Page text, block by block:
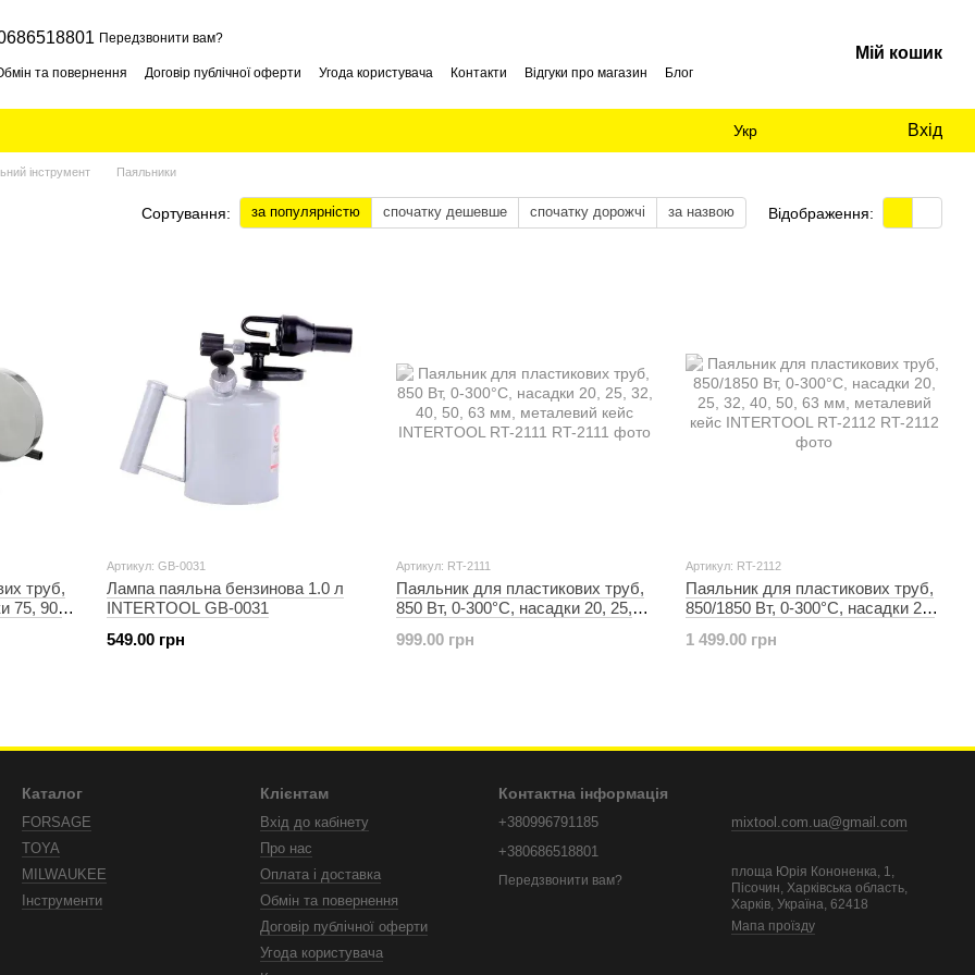
Передзвонити вам?
та повернення Договір публічної оферти Угода користувача Контакти Відгуки про магазин Блог
Мій кошик
Укр Вхід
інструмент Паяльники
Сортування: за популярністю спочатку дешевше спочатку дорожчі за назвою Відображення:
труб,
75, 90,
Артикул: GB-0031
Лампа паяльна бензинова 1.0 л
INTERTOOL GB-0031
549.00 грн
Артикул: RT-2111
Паяльник для пластикових труб,
850 Вт, 0-300°C, насадки 20, 25,
INTERTOOL RT-2111
999.00 грн
Артикул: RT-2112
Паяльник для пластикових труб,
850/1850 Вт, 0-300°C, насадки 20,
кейс INTERTOOL RT-2112
1 499.00 грн
Каталог
FORSAGE
TOYA
MILWAUKEE
Інструменти
Клієнтам
Вхід до кабінету
Про нас
Оплата і доставка
Обмін та повернення
Договір публічної оферти
Угода користувача
Контактна інформація
+380996791185
+380686518801
Передзвонити вам?
mixtool.com.ua@gmail.com
площа Юрія Кононенка, 1,
Пісочин, Харківська область,
Харків, Україна, 62418
Мапа проїзду